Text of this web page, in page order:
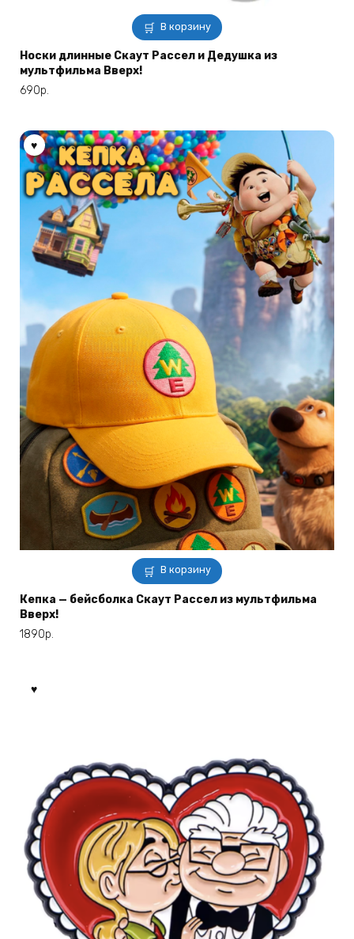
В корзину
Носки длинные Скаут Рассел и Дедушка из
мультфильма Вверх!
690р.
В корзину
Кепка — бейсболка Скаут Рассел из мультфильма
Вверх!
1890р.